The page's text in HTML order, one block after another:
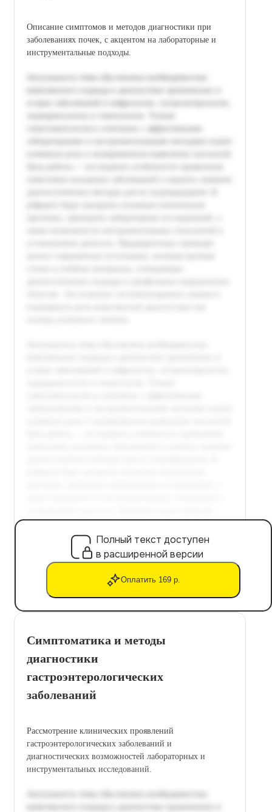
Описание симптомов и методов диагностики при
заболеваниях почек, с акцентом на лабораторные и
инструментальные подходы.
Полный текст доступен
в расширенной версии
Оплатить 169 р.
Симптоматика и методы
диагностики
гастроэнтерологических
заболеваний
Рассмотрение клинических проявлений
гастроэнтерологических заболеваний и
диагностических возможностей лабораторных и
инструментальных исследований.